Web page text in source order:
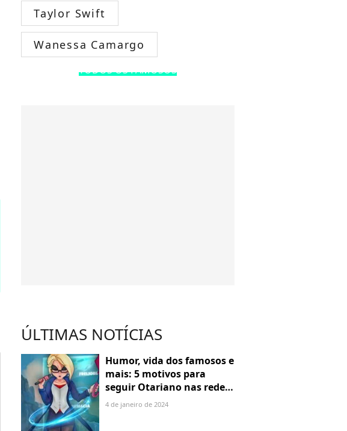
Taylor Swift
Wanessa Camargo
TODOS OS FAMOSOS
ÚLTIMAS NOTÍCIAS
Humor, vida dos famosos e
mais: 5 motivos para
seguir Otariano nas redes
sociais
4 de janeiro de 2024